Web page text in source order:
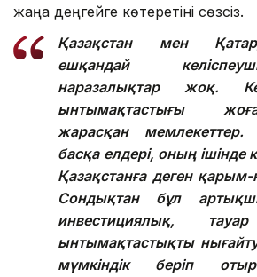
жаңа деңгейге көтеретіні сөзсіз.
Қазақстан мен
ешқандай
наразалықтар жоқ.
ынтымақтастығы
жарасқан
басқа елдері, оның ішінде
Қазақстанға деген
Сондықтан бұл
инвестициялық,
ынтымақтастықты
мүмкіндік беріп